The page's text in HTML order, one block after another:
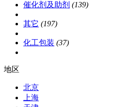
催化剂及助剂 (139)
其它 (197)
化工包装 (37)
地区
北京
上海